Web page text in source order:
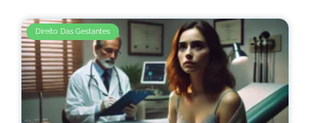
Direito Das Gestantes